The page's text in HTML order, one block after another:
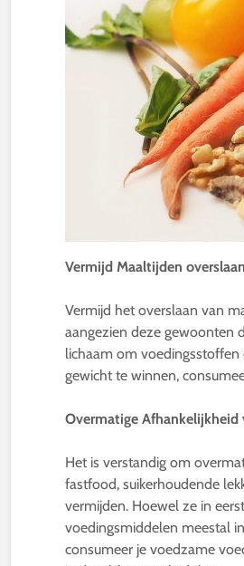
Vermijd Maaltijden
Vermijd het overslaan van
aangezien deze gewoonten
lichaam om
gewicht te winnen,
Overmatige Afhankelijkheid
Het is verstandig om
fastfood, suikerhoudende
vermijden. Hoewel ze in
voedingsmiddelen meestal
consumeer je voedzame